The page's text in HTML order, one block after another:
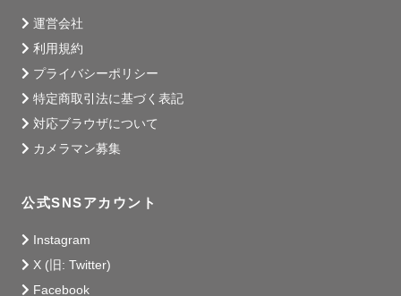
運営会社
利用規約
プライバシーポリシー
特定商取引法に基づく表記
対応ブラウザについて
カメラマン募集
公式SNSアカウント
Instagram
X (旧: Twitter)
Facebook